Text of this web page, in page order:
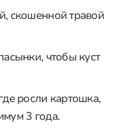
скошенной травой
чтобы куст
росли картошка,
3 года.